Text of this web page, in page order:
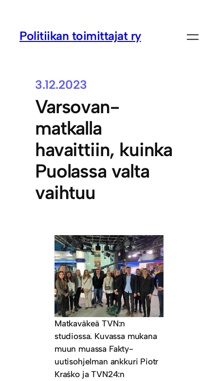
Politiikan toimittajat ry
3.12.2023
Varsovan-
matkalla
havaittiin, kuinka
Puolassa valta
vaihtuu
Matkaväkeä TVN:n
studiossa. Kuvassa mukana
muun muassa Fakty-
uutisohjelman ankkuri Piotr
Kraśko ja TVN24:n